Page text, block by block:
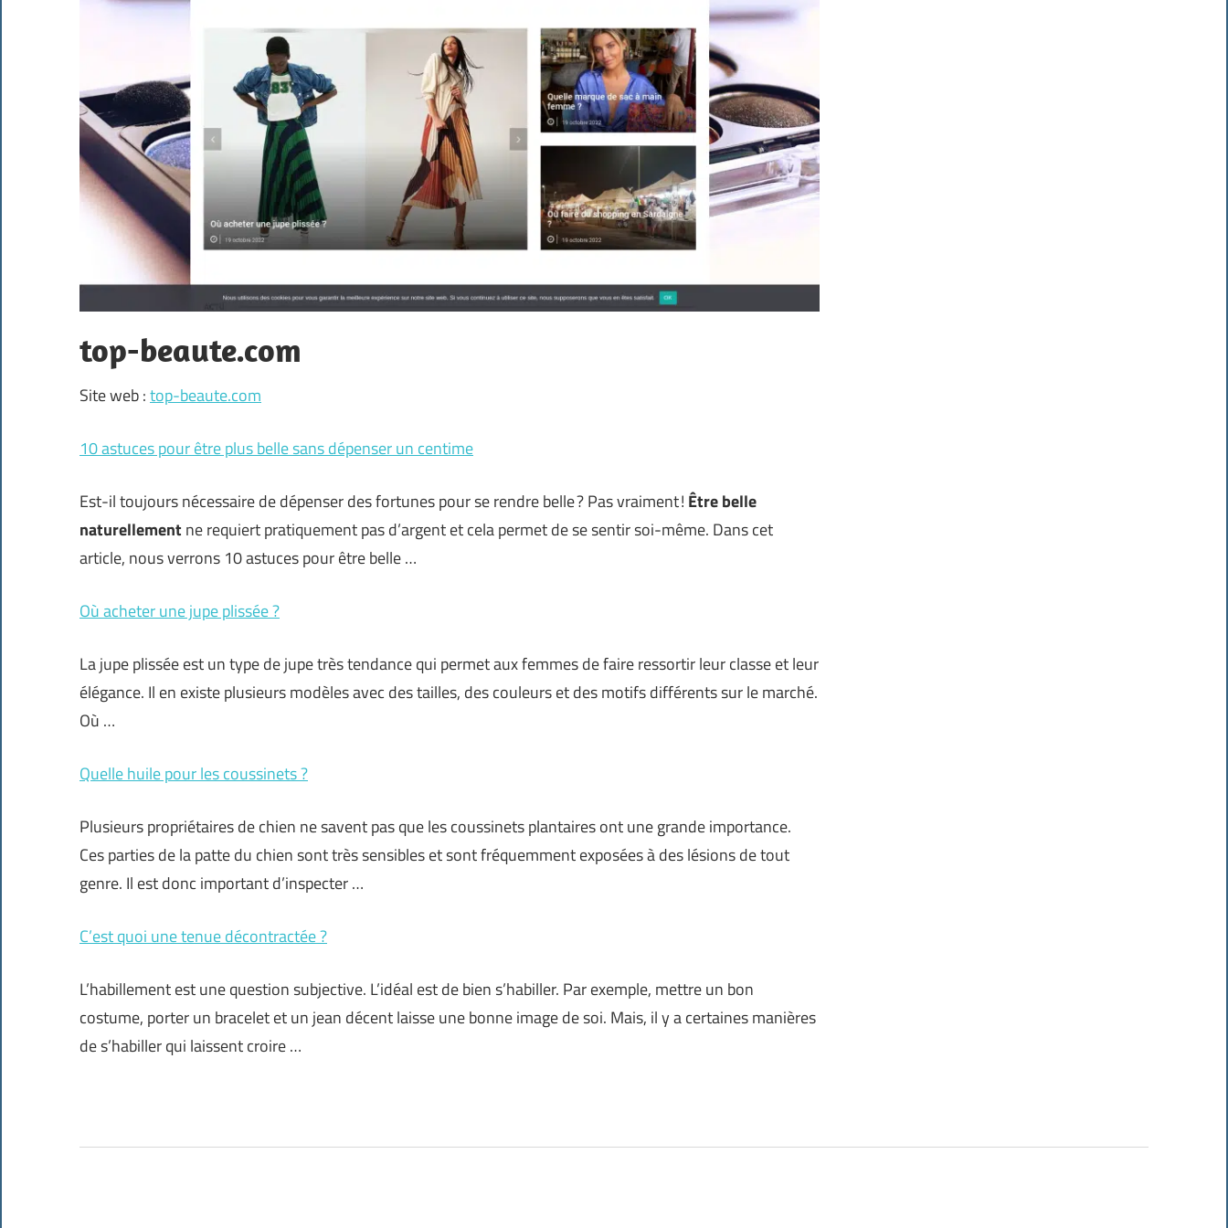
top-beaute.com
Site web :top-beaute.com
10 astuces pour être plus belle sans dépenser un centime
Est-il toujours nécessaire de dépenser des fortunes pour se rendre belle ? Pas vraiment ! Être belle
naturellement ne requiert pratiquement pas d’argent et cela permet de se sentir soi-même. Dans cet
article, nous verrons 10 astuces pour être belle …
Où acheter une jupe plissée ?
La jupe plissée est un type de jupe très tendance qui permet aux femmes de faire ressortir leur classe et leur
élégance. Il en existe plusieurs modèles avec des tailles, des couleurs et des motifs différents sur le marché.
Où …
Quelle huile pour les coussinets ?
Plusieurs propriétaires de chien ne savent pas que les coussinets plantaires ont une grande importance.
Ces parties de la patte du chien sont très sensibles et sont fréquemment exposées à des lésions de tout
genre. Il est donc important d’inspecter …
C’est quoi une tenue décontractée ?
L’habillement est une question subjective. L’idéal est de bien s’habiller. Par exemple, mettre un bon
costume, porter un bracelet et un jean décent laisse une bonne image de soi. Mais, il y a certaines manières
de s’habiller qui laissent croire …